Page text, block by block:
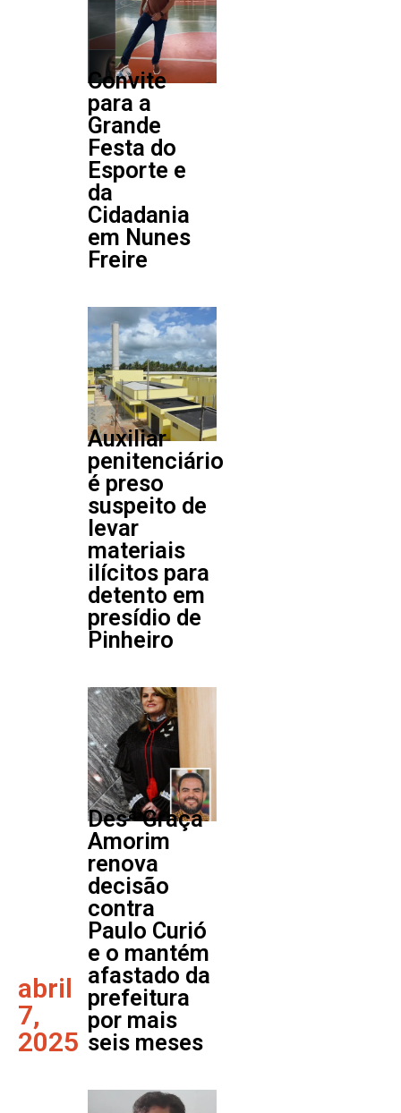
abril
7,
2025
Convite
para a
Grande
Festa do
Esporte e
da
Cidadania
em Nunes
Freire
Auxiliar
penitenciário
é preso
suspeito de
levar
materiais
ilícitos para
detento em
presídio de
Pinheiro
Desª Graça
Amorim
renova
decisão
contra
Paulo Curió
e o mantém
afastado da
prefeitura
por mais
seis meses